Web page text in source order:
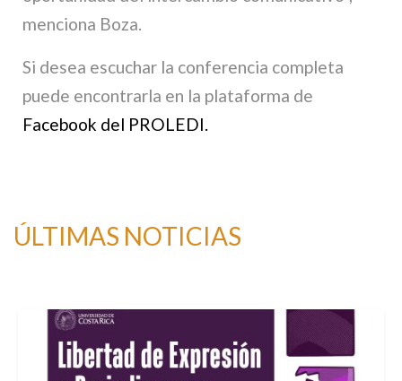
menciona Boza.
Si desea escuchar la conferencia completa
puede encontrarla en la plataforma de
Facebook del PROLEDI.
ÚLTIMAS NOTICIAS